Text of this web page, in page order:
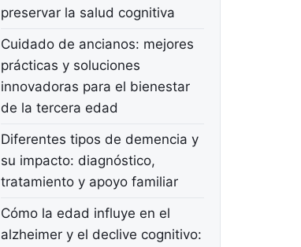
preservar la salud cognitiva
Cuidado de ancianos: mejores
prácticas y soluciones
innovadoras para el bienestar
de la tercera edad
Diferentes tipos de demencia y
su impacto: diagnóstico,
tratamiento y apoyo familiar
Cómo la edad influye en el
alzheimer y el declive cognitivo: